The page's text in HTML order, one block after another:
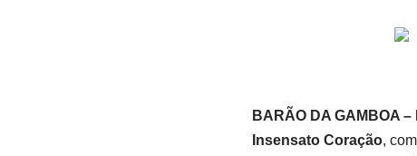
BARÃO DA GAMBOA
Insensato Coração,